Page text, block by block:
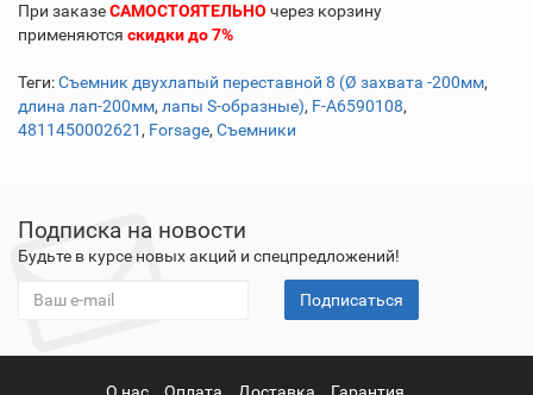
При заказеСАМОСТОЯТЕЛЬНО через корзину
применяются скидки до 7%
Теги:Съемник двухлапый переставной 8 (Ø захвата -200мм,
длина лап-200мм, лапы S-образные), F-A6590108,
4811450002621 , Forsage, Съемники
Подписка на новости
Будьте в курсе новых акций и спецпредложений!
Подписаться